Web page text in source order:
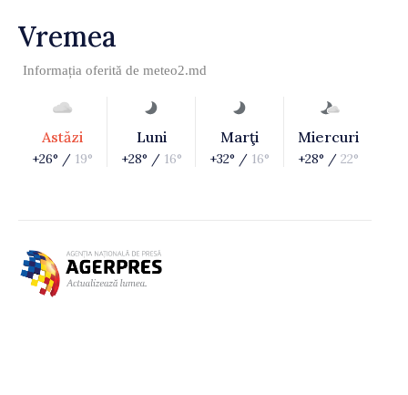
Vremea
Informația oferită de meteo2.md
Astăzi
+26° / 19°
Luni
+28° / 16°
Marţi
+32° / 16°
Miercuri
+28° / 22°